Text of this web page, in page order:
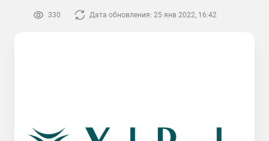
330 Дата обновления: 25 янв 2022, 16:42